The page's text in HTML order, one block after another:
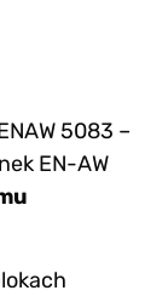
5083 –
EN-AW